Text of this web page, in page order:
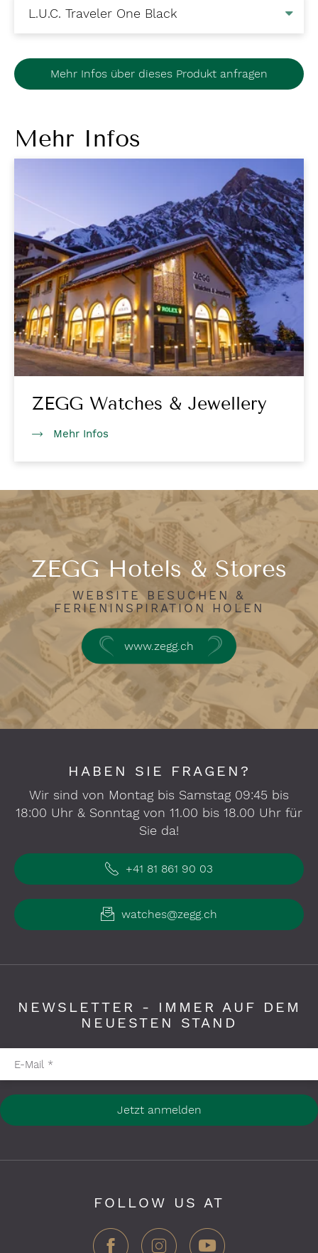
Mehr Infos über dieses Produkt anfragen
Mehr Infos
ZEGG Watches & Jewellery
Mehr Infos
ZEGG Hotels & Stores
WEBSITE BESUCHEN &
FERIENINSPIRATION HOLEN
www.zegg.ch
HABEN SIE FRAGEN?
Wir sind von Montag bis Samstag 09:45 bis
18:00 Uhr & Sonntag von 11.00 bis 18.00 Uhr für
Sie da!
+41 81 861 90 03
watches@zegg.ch
NEWSLETTER - IMMER AUF DEM
NEUESTEN STAND
Pflichtfelder bitte ausfüllen
E-Mail *
Jetzt anmelden
FOLLOW US AT